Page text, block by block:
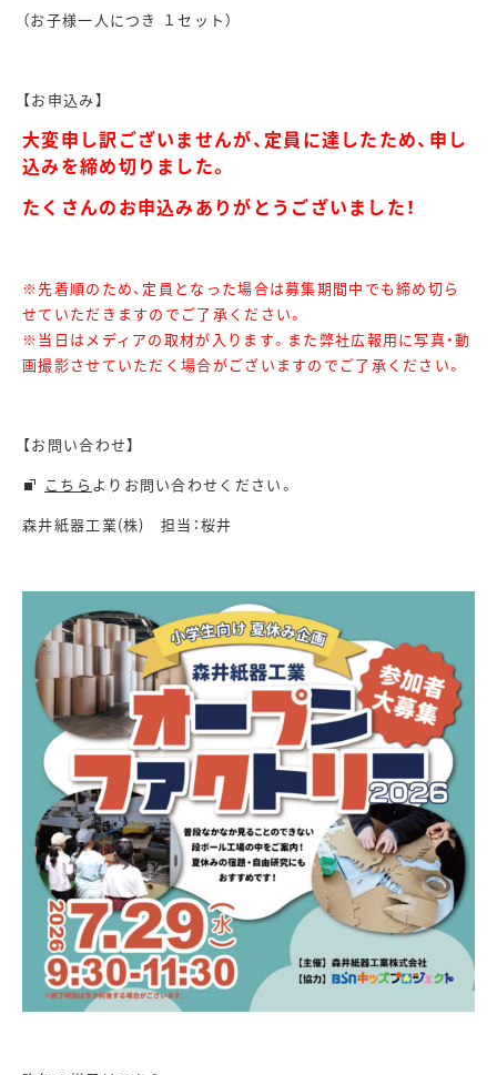
（お子様一人につき １セット）
【お申込み】
大変申し訳ございませんが、定員に達したため、申し
込みを締め切りました。
たくさんのお申込みありがとうございました！
※先着順のため、定員となった場合は募集期間中でも締め切ら
せていただきますのでご了承ください。
※当日はメディアの取材が入ります。また弊社広報用に写真・動
画撮影させていただく場合がございますのでご了承ください。
【お問い合わせ】
こちら よりお問い合わせください。
森井紙器工業(株) 担当：桜井